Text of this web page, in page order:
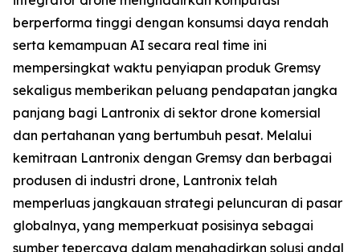
berperforma tinggi dengan konsumsi daya rendah
serta kemampuan AI secara real time ini
mempersingkat waktu penyiapan produk Gremsy
sekaligus memberikan peluang pendapatan jangka
panjang bagi Lantronix di sektor drone komersial
dan pertahanan yang bertumbuh pesat. Melalui
kemitraan Lantronix dengan Gremsy dan berbagai
produsen di industri drone, Lantronix telah
memperluas jangkauan strategi peluncuran di pasar
globalnya, yang memperkuat posisinya sebagai
sumber tepercaya dalam menghadirkan solusi andal